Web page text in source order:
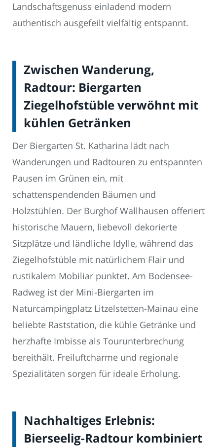
Landschaftsgenuss einladend modern
authentisch ausgefeilt vielfältig entspannt.
Zwischen Wanderung,
Radtour: Biergarten
Ziegelhofstüble verwöhnt mit
kühlen Getränken
Der Biergarten St. Katharina lädt nach
Wanderungen und Radtouren zu entspannten
Pausen im Grünen ein, mit
schattenspendenden Bäumen und
Holzstühlen. Der Burghof Wallhausen offeriert
historische Mauern, liebevoll dekorierte
Sitzplätze und ländliche Idylle, während das
Ziegelhofstüble mit natürlichem Flair und
rustikalem Mobiliar punktet. Am Bodensee-
Radweg ist der Mini-Biergarten im
Naturcampingplatz Litzelstetten-Mainau eine
beliebte Raststation, die kühle Getränke und
herzhafte Imbisse als Tourunterbrechung
bereithält. Freiluftcharme und regionale
Spezialitäten sorgen für ideale Erholung.
Nachhaltiges Erlebnis:
Bierseelig-Radtour kombiniert